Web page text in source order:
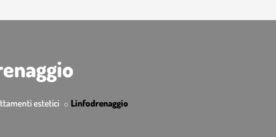
estetici Linfodrenaggio